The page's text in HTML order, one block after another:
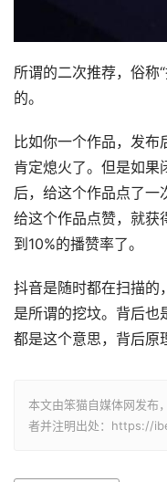
所谓的二次推荐，俗称
的。
比如你一个作品，发布
肯定熄火了。但是如果
后，给这个作品点了
给这个作品点赞，就获
到10%的播赞率了。
抖音是随时都在扫描的
是所谓的挖坟。背后也
都是这个意思，背后原
本文由笨猫自媒体网发布
者并注明出处：https://